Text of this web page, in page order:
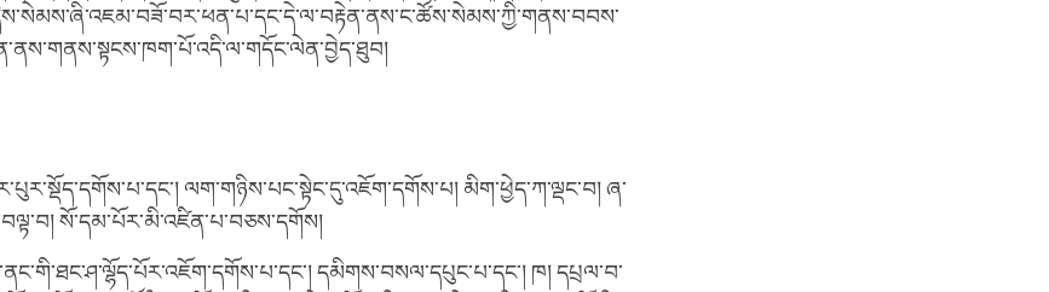
ལག་གཉིས་པང་སྟེང་དུ་འཇོག་དགོས་པ། མིག་ཕྱེད་ཀ་ལྡང་བ། ཞ་
སོ་དམ་པོར་མི་འཛིན་པ་བཅས་དགོས།
དམིགས་བསལ་དཔུང་པ་དང་། ཁ། དཔྲལ་བ་